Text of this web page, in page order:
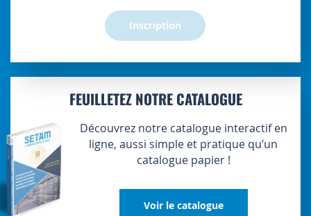
Inscription
FEUILLETEZ NOTRE CATALOGUE
Découvrez notre catalogue interactif en
ligne, aussi simple et pratique qu’un
catalogue papier !
Voir le catalogue